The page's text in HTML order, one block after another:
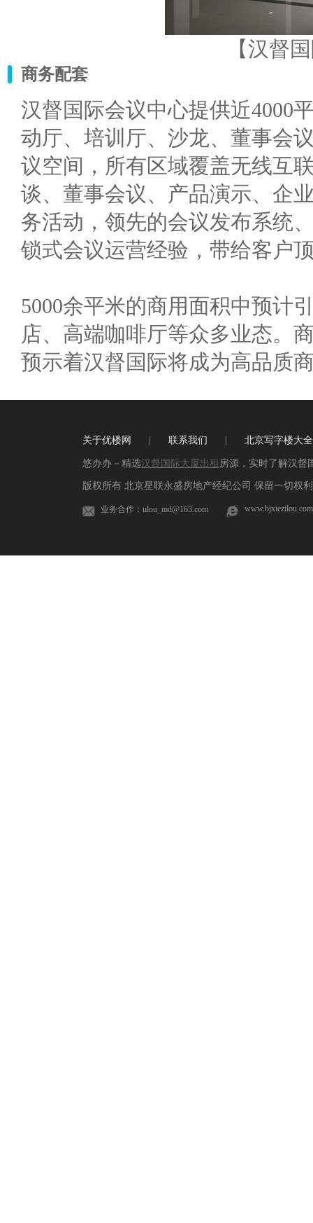
【汉督
商务配套
汉督国际会议中心提供近4000
动厅、培训厅、沙龙、董事会
议空间，所有区域覆盖无线互
谈、董事会议、产品演示、企
务活动，领先的会议发布系统
锁式会议运营经验，带给客户
5000余平米的商用面积中预计
店、高端咖啡厅等众多业态。
预示着汉督国际将成为高品质
关于优楼网 联系我们 北京写字楼大全
悠办办－精选汉督国际大厦出租 房源，实时了解汉督
版权所有 北京星联永盛房地产经纪公司 保留一切权
业务合作：ulou_md@163.com www.bjxiezilou.com